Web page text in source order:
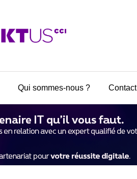
Qui sommes-nous ? Contact